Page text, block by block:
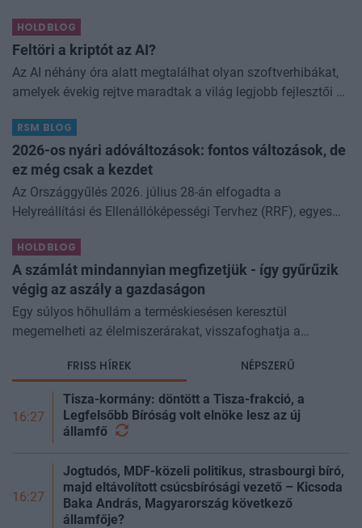
Kevesebb alkoholt iszunk
HOLDBLOG
Feltöri a kriptót az AI?
Az AI néhány óra alatt megtalálhat olyan szoftverhibákat,
amelyek évekig rejtve maradtak a világ legjobb fejlesztői és
különösen nagy...
RSM BLOG
2026-os nyári adóváltozások: fontos változások, de
ez még csak a kezdet
Az Országgyűlés 2026. július 28-án elfogadta a
Helyreállítási és Ellenállóképességi Tervhez (RRF), egyes
kapcsolódó adóintézkedésekről, v
HOLDBLOG
A számlát mindannyian megfizetjük - így gyűrűzik
végig az aszály a gazdaságon
Egy súlyos hőhullám a terméskiesésen keresztül
megemelheti az élelmiszerárakat, visszafoghatja a
még az állam finanszírozását is m
FRISS HÍREK NÉPSZERŰ
16:27
Tisza-kormány: döntött a Tisza-frakció, a
Legfelsőbb Bíróság volt elnöke lesz az új
államfő
16:27
Jogtudós, MDF-közeli politikus, strasbourgi bíró,
majd eltávolított csúcsbírósági vezető – Kicsoda
Baka András, Magyarország következő
államfője?